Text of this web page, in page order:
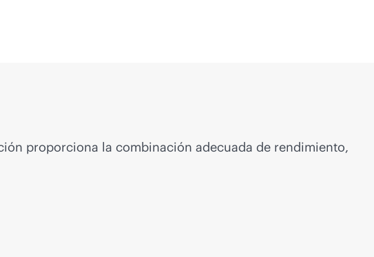
proporciona la combinación adecuada de rendimiento,